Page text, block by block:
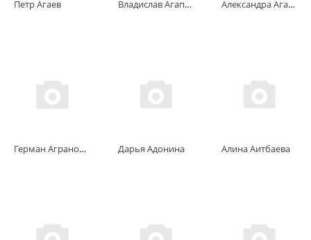
Петр Агаев Владислав Агапов Александра Агафонова
Герман Аграновский Дарья Адонина Алина Аитбаева